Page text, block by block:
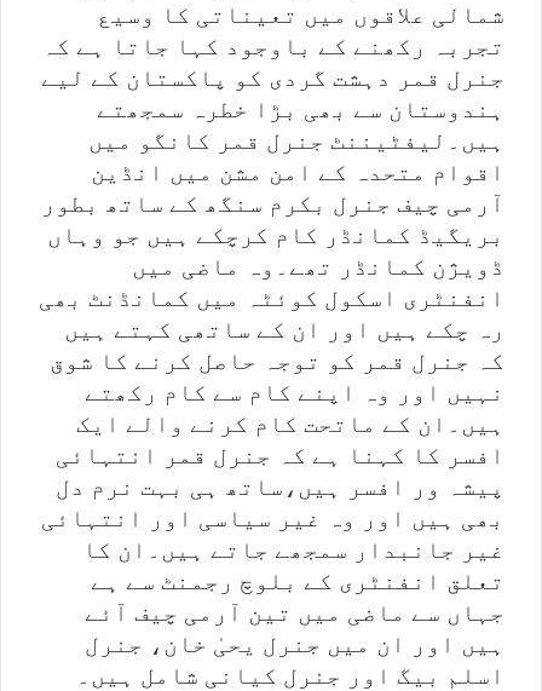
شمالی علاقوں میں تعیناتی کا وسیع
تجربہ رکھنے کے باوجود کہا جاتا ہے کہ
جنرل قمر دہشت گردی کو پاکستان کے لیے
ہندوستان سے بھی بڑا خطرہ سمجھتے
ہیں۔لیفٹیننٹ جنرل قمر کانگو میں
اقوام متحدہ کے امن مشن میں انڈین
آرمی چیف جنرل بکرم سنگھ کے ساتھ بطور
بریگیڈ کمانڈر کام کرچکے ہیں جو وہاں
ڈویژن کمانڈر تھے۔وہ ماضی میں
انفنٹری اسکول کوئٹہ میں کمانڈنٹ بھی
رہ چکے ہیں اور ان کے ساتھی کہتے ہیں
کہ جنرل قمر کو توجہ حاصل کرنے کا شوق
نہیں اور وہ اپنے کام سے کام رکھتے
ہیں۔ان کے ماتحت کام کرنے والے ایک
افسر کا کہنا ہے کہ جنرل قمر انتہائی
پیشہ ور افسر ہیں،ساتھ ہی بہت نرم دل
بھی ہیں اور وہ غیر سیاسی اور انتہائی
غیر جانبدار سمجھے جاتے ہیں۔ان کا
تعلق انفنٹری کے بلوچ رجمنٹ سے ہے
جہاں سے ماضی میں تین آرمی چیف آئے
ہیں اور ان میں جنرل یحیٰ خان، جنرل
اسلم بیگ اور جنرل کیانی شامل ہیں۔